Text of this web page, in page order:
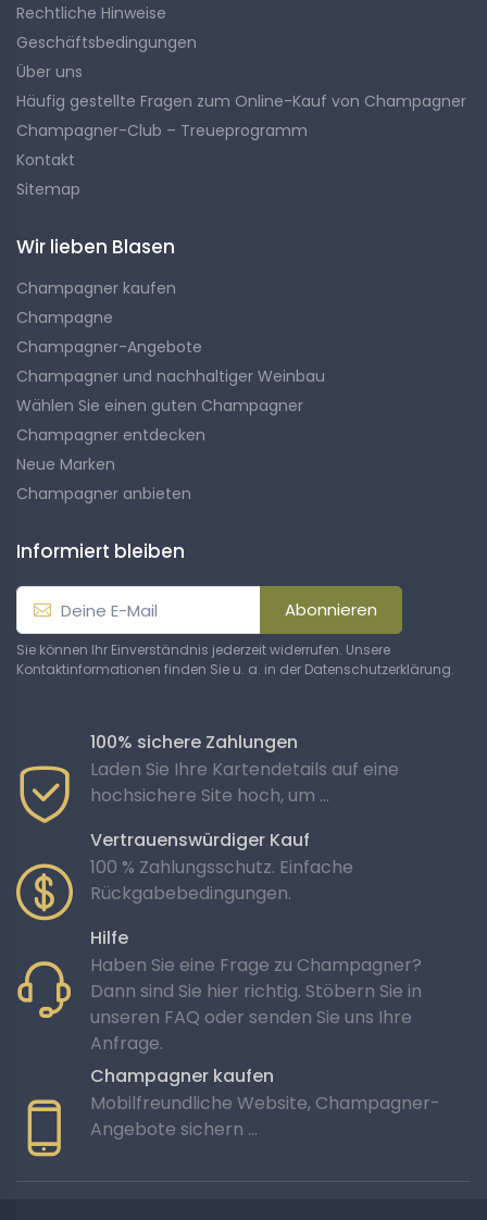
Rechtliche Hinweise
Geschäftsbedingungen
Über uns
Häufig gestellte Fragen zum Online-Kauf von Champagner
Champagner-Club – Treueprogramm
Kontakt
Sitemap
Wir lieben Blasen
Champagner kaufen
Champagne
Champagner-Angebote
Champagner und nachhaltiger Weinbau
Wählen Sie einen guten Champagner
Champagner entdecken
Neue Marken
Champagner anbieten
Informiert bleiben
Abonnieren
Sie können Ihr Einverständnis jederzeit widerrufen. Unsere
Kontaktinformationen finden Sie u. a. in der Datenschutzerklärung.
100% sichere Zahlungen
Laden Sie Ihre Kartendetails auf eine
hochsichere Site hoch, um ...
Vertrauenswürdiger Kauf
100 % Zahlungsschutz. Einfache
Rückgabebedingungen.
Hilfe
Haben Sie eine Frage zu Champagner?
Dann sind Sie hier richtig. Stöbern Sie in
unseren FAQ oder senden Sie uns Ihre
Anfrage.
Champagner kaufen
Mobilfreundliche Website, Champagner-
Angebote sichern …